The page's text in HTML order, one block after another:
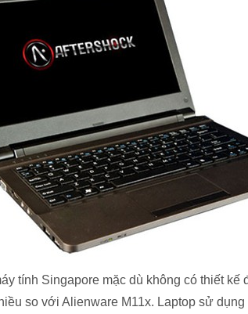
tính Singapore mặc dù không có thiết kế
so với Alienware M11x. Laptop sử